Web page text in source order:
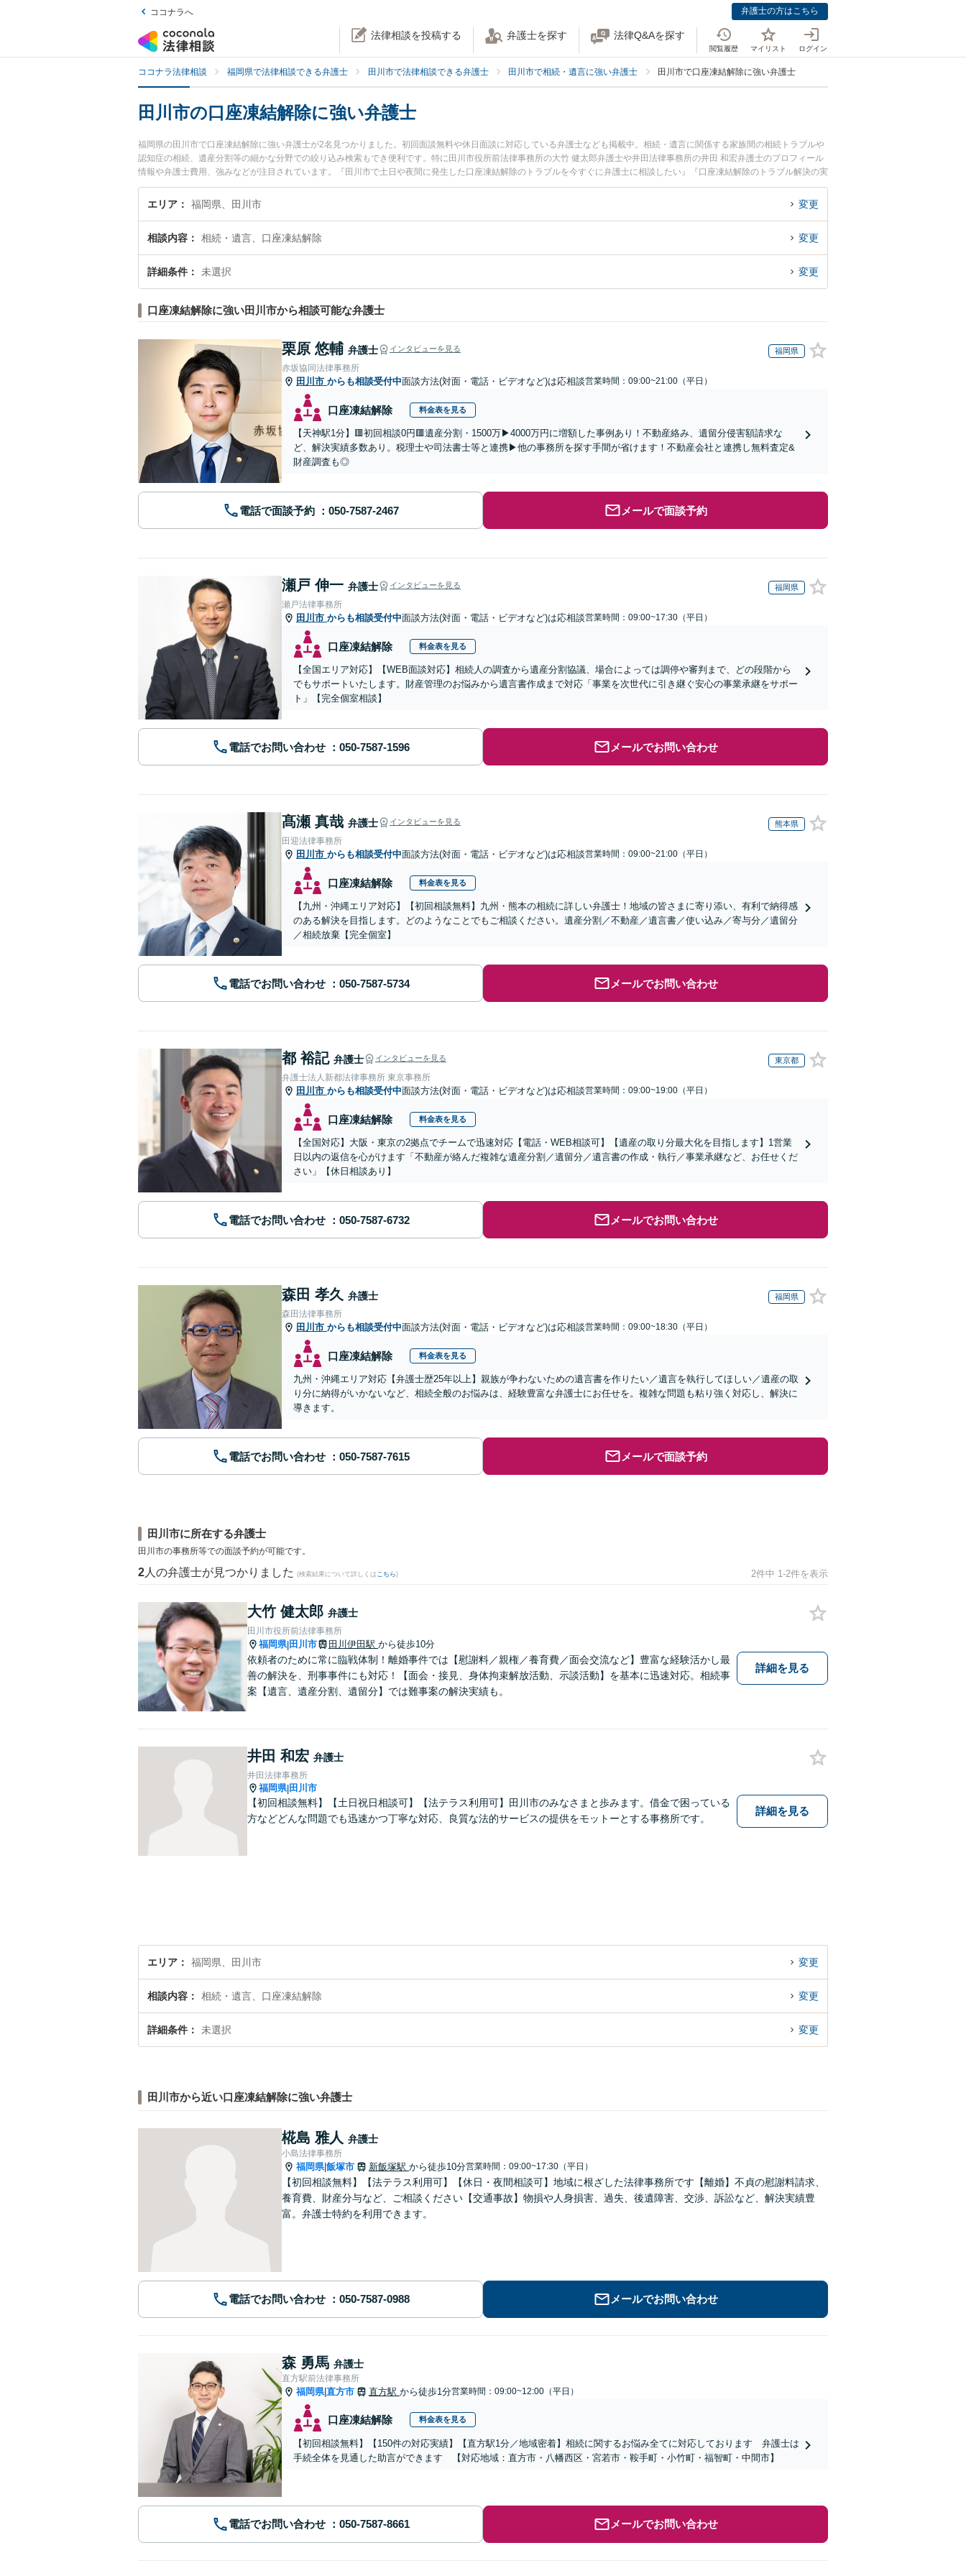
ココナラへ 弁護士の方はこちら
法律相談を投稿する 弁護士を探す 法律Q&Aを探す
閲覧履歴 マイリスト ログイン
ココナラ法律相談 福岡県で法律相談できる弁護士 田川市で法律相談できる弁護士 田川市で相続・遺言に強い弁護士 田川市で口座凍結解除に強い弁護士
田川市の口座凍結解除に強い弁護士
福岡県の田川市で口座凍結解除に強い弁護士が2名見つかりました。初回面談無料や休日面談に対応している弁護士なども掲載中。相続・遺言に関係する家族間の相続トラブルや
認知症の相続、遺産分割等の細かな分野での絞り込み検索もでき便利です。特に田川市役所前法律事務所の大竹 健太郎弁護士や井田法律事務所の井田 和宏弁護士のプロフィール
情報や弁護士費用、強みなどが注目されています。『田川市で土日や夜間に発生した口座凍結解除のトラブルを今すぐに弁護士に相談したい』『口座凍結解除のトラブル解決の実
績豊富な近くの弁護士を検索したい』『初回相談無料で口座凍結解除を法律相談できる田川市内の弁護士に相談予約したい』などでお困りの相談者さんにおすすめです。
エリア 福岡県、田川市 変更
相談内容 相続・遺言、口座凍結解除 変更
詳細条件 未選択 変更
口座凍結解除に強い田川市から相談可能な弁護士
栗原 悠輔 弁護士 インタビューを見る 福岡県
赤坂協同法律事務所
田川市 からも相談受付中面談方法(対面・電話・ビデオなど)は応相談営業時間：09:00~21:00（平日）
口座凍結解除 料金表を見る
【天神駅1分】🟥初回相談0円🟥遺産分割・1500万▶4000万円に増額した事例あり！不動産絡み、遺留分侵害額請求な
ど、解決実績多数あり。税理士や司法書士等と連携▶他の事務所を探す手間が省けます！不動産会社と連携し無料査定&
財産調査も◎
電話で面談予約 メールで面談予約
瀬戸 伸一 弁護士 インタビューを見る 福岡県
瀬戸法律事務所
田川市 からも相談受付中面談方法(対面・電話・ビデオなど)は応相談営業時間：09:00~17:30（平日）
口座凍結解除 料金表を見る
【全国エリア対応】【WEB面談対応】相続人の調査から遺産分割協議、場合によっては調停や審判まで、どの段階から
でもサポートいたします。財産管理のお悩みから遺言書作成まで対応「事業を次世代に引き継ぐ安心の事業承継をサポー
ト」【完全個室相談】
電話でお問い合わせ メールでお問い合わせ
髙瀬 真哉 弁護士 インタビューを見る 熊本県
田迎法律事務所
田川市 からも相談受付中面談方法(対面・電話・ビデオなど)は応相談営業時間：09:00~21:00（平日）
口座凍結解除 料金表を見る
【九州・沖縄エリア対応】【初回相談無料】九州・熊本の相続に詳しい弁護士！地域の皆さまに寄り添い、有利で納得感
のある解決を目指します。どのようなことでもご相談ください。遺産分割／不動産／遺言書／使い込み／寄与分／遺留分
／相続放棄【完全個室】
電話でお問い合わせ メールでお問い合わせ
都 裕記 弁護士 インタビューを見る 東京都
弁護士法人新都法律事務所 東京事務所
田川市 からも相談受付中面談方法(対面・電話・ビデオなど)は応相談営業時間：09:00~19:00（平日）
口座凍結解除 料金表を見る
【全国対応】大阪・東京の2拠点でチームで迅速対応【電話・WEB相談可】【遺産の取り分最大化を目指します】1営業
日以内の返信を心がけます「不動産が絡んだ複雑な遺産分割／遺留分／遺言書の作成・執行／事業承継など、お任せくだ
さい」【休日相談あり】
電話でお問い合わせ メールでお問い合わせ
森田 孝久 弁護士 福岡県
森田法律事務所
田川市 からも相談受付中面談方法(対面・電話・ビデオなど)は応相談営業時間：09:00~18:30（平日）
口座凍結解除 料金表を見る
九州・沖縄エリア対応【弁護士歴25年以上】親族が争わないための遺言書を作りたい／遺言を執行してほしい／遺産の取
り分に納得がいかないなど、相続全般のお悩みは、経験豊富な弁護士にお任せを。複雑な問題も粘り強く対応し、解決に
導きます。
電話でお問い合わせ メールで面談予約
田川市に所在する弁護士
田川市の事務所等での面談予約が可能です。
2 人の弁護士が見つかりました (検索結果について詳しくは こちら) 2件中 1-2件を表示
大竹 健太郎 弁護士
田川市役所前法律事務所
福岡県|田川市 田川伊田駅 から徒歩10分
依頼者のために常に臨戦体制！離婚事件では【慰謝料／親権／養育費／面会交流など】豊富な経験活かし最
善の解決を、刑事事件にも対応！【面会・接見、身体拘束解放活動、示談活動】を基本に迅速対応。相続事
案【遺言、遺産分割、遺留分】では難事案の解決実績も。
詳細を見る
井田 和宏 弁護士
井田法律事務所
福岡県|田川市
【初回相談無料】【土日祝日相談可】【法テラス利用可】田川市のみなさまと歩みます。借金で困っている
方などどんな問題でも迅速かつ丁寧な対応、良質な法的サービスの提供をモットーとする事務所です。
詳細を見る
エリア 福岡県、田川市 変更
相談内容 相続・遺言、口座凍結解除 変更
詳細条件 未選択 変更
田川市から近い口座凍結解除に強い弁護士
椛島 雅人 弁護士
小島法律事務所
福岡県|飯塚市 新飯塚駅 から徒歩10分営業時間：09:00~17:30（平日）
【初回相談無料】【法テラス利用可】【休日・夜間相談可】地域に根ざした法律事務所です【離婚】不貞の慰謝料請求、
養育費、財産分与など、ご相談ください【交通事故】物損や人身損害、過失、後遺障害、交渉、訴訟など、解決実績豊
富。弁護士特約を利用できます。
電話でお問い合わせ メールでお問い合わせ
森 勇馬 弁護士
直方駅前法律事務所
福岡県|直方市 直方駅 から徒歩1分営業時間：09:00~12:00（平日）
口座凍結解除 料金表を見る
【初回相談無料】【150件の対応実績】【直方駅1分／地域密着】相続に関するお悩み全てに対応しております 弁護士は
手続全体を見通した助言ができます 【対応地域：直方市・八幡西区・宮若市・鞍手町・小竹町・福智町・中間市】
電話でお問い合わせ メールでお問い合わせ